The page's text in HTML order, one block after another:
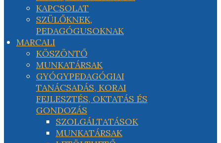
KAPCSOLAT
SZÜLŐKNEK,
PEDAGÓGUSOKNAK
MARCALI
KÖSZÖNTŐ
MUNKATÁRSAK
GYÓGYPEDAGÓGIAI
TANÁCSADÁS, KORAI
FEJLESZTÉS, OKTATÁS ÉS
GONDOZÁS
SZOLGÁLTATÁSOK
MUNKATÁRSAK